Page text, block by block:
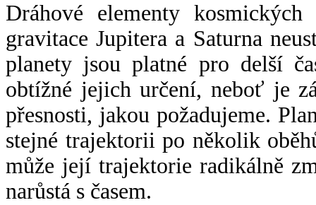
Dráhové elementy
gravitace Jupitera a Saturna
planety jsou platné pro delší
obtížné jejich určení, neboť je
přesnosti, jakou požadujeme.
stejné trajektorii po několik
může její trajektorie radikálně
narůstá s časem.